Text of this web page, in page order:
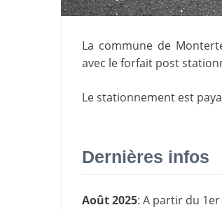
La commune de
avec le forfait post
Le stationnement est
Dernières infos
Août 2025: A partir du